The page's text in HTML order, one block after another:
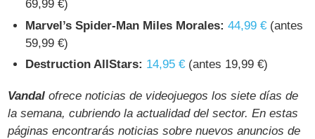
69,99 €)
Marvel’s Spider-Man Miles Morales: 44,99 € (antes
59,99 €)
Destruction AllStars: 14,95 € (antes 19,99 €)
Vandal ofrece noticias de videojuegos los siete días de
la semana, cubriendo la actualidad del sector. En estas
páginas encontrarás noticias sobre nuevos anuncios de